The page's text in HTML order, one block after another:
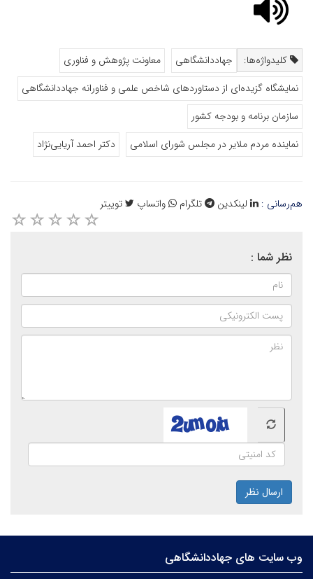
کلیدواژه‌ها: جهاددانشگاهی
معاونت پژوهش و فناوری
نمایشگاه گزیده‌ای از دستاوردهای شاخص علمی و فناورانه جهاددانشگاهی
سازمان برنامه و بودجه کشور
نماینده مردم ملایر در مجلس شورای اسلامی
دکتر احمد آریایی‌نژاد
هم‌رسانی : لینکدین تلگرام واتساپ توییتر
نظر شما :
ارسال نظر
وب سایت های جهاددانشگاهی